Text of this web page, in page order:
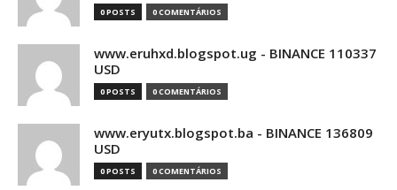
0 POSTS 0 COMENTÁRIOS
www.eruhxd.blogspot.ug - BINANCE 110337
USD
0 POSTS 0 COMENTÁRIOS
www.eryutx.blogspot.ba - BINANCE 136809
USD
0 POSTS 0 COMENTÁRIOS